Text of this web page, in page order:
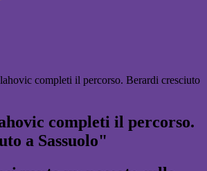
completi il percorso. Berardi cresciuto
completi il percorso.
a Sassuolo"